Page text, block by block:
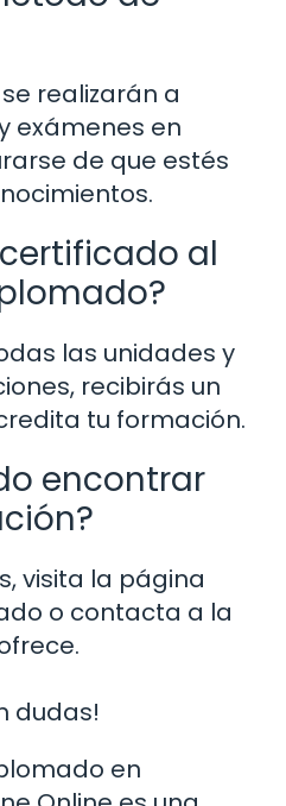
realizarán a
exámenes en
de que estés
al
las unidades y
recibirás un
tu formación.
encontrar
visita la página
o contacta a la
dudas!
en